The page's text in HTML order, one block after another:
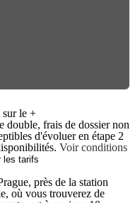
sur le +
double, frais de dossier non
d'évoluer en étape 2
Voir conditions
les tarifs
près de la station
où vous trouverez de